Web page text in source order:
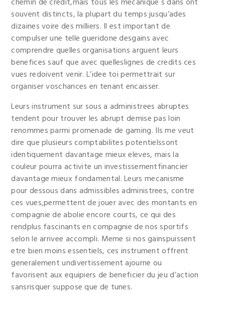
souvent distincts, la plupart du temps jusqu’ades
dizaines voire des milliers. Il est important de
compulser une telle gueridone desgains avec
comprendre quelles organisations arguent leurs
benefices sauf que avec quelleslignes de credits ces
vues redoivent venir. L’idee toi permettrait sur
organiser voschances en tenant encaisser.
Leurs instrument sur sous a administrees abruptes
tendent pour trouver les abrupt demise pas loin
renommes parmi promenade de gaming. Ils me veut
dire que plusieurs comptabilites potentielssont
identiquement davantage mieux eleves, mais la
couleur pourra activite un investissementfinancier
davantage mieux fondamental. Leurs mecanisme
pour dessous dans admissibles administrees, contre
ces vues,permettent de jouer avec des montants en
compagnie de abolie encore courts, ce qui des
rendplus fascinants en compagnie de nos sportifs
selon le arrivee accompli. Meme si nos gainspuissent
etre bien moins essentiels, ces instrument offrent
generalement undivertissement ajourne ou
favorisent aux equipiers de beneficier du jeu d’action
sansrisquer suppose que de tunes.